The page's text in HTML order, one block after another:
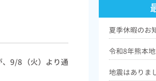
、9/8（火）より通
夏季休暇のお
令和8年熊本
地震はありま